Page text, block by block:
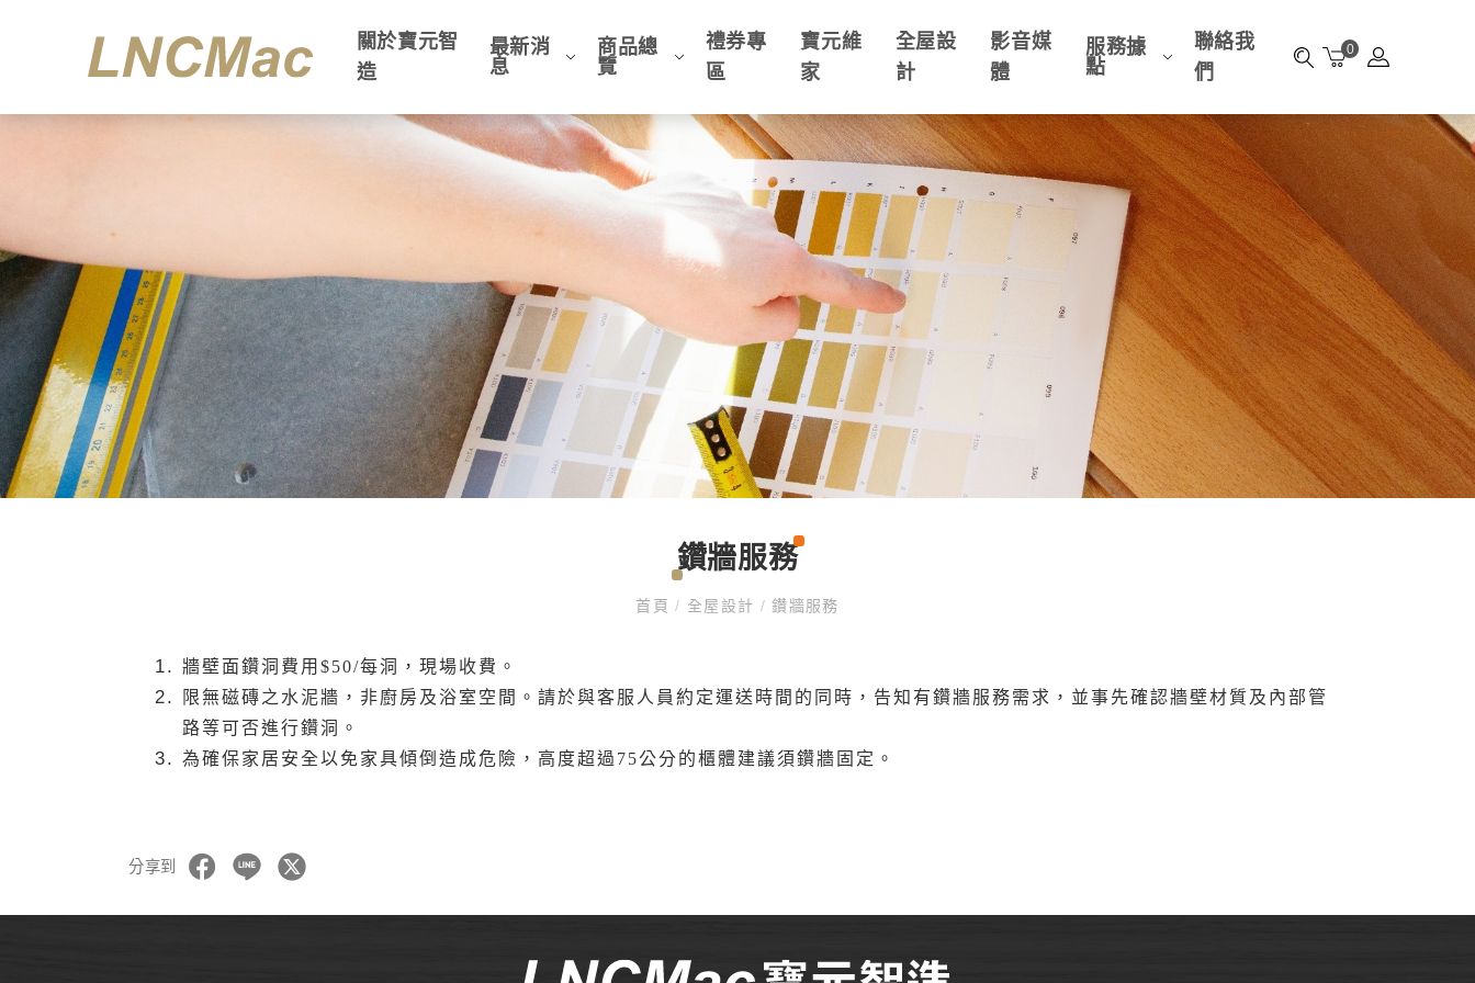
關於寶元智
造
最新消
息
商品總
覽
禮券專
區
寶元維
家
全屋設
計
影音媒
體
服務據
點
聯絡我
們
0
鑽牆服務
首頁/ 全屋設計 / 鑽牆服務
牆壁面鑽洞費用$50/每洞，現場收費。
限無磁磚之水泥牆，非廚房及浴室空間。請於與客服人員約定運送時間的同時，告知有鑽牆服務需求，並事先確認牆壁材質及內部管
路等可否進行鑽洞。
為確保家居安全以免家具傾倒造成危險，高度超過75公分的櫃體建議須鑽牆固定。
分享到